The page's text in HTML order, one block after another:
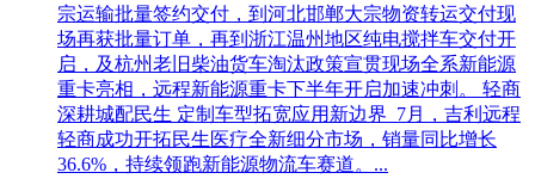
宗运输批量签约交付，到河北邯郸大宗物资转运交付现
场再获批量订单，再到浙江温州地区纯电搅拌车交付开
启，及杭州老旧柴油货车淘汰政策宣贯现场全系新能源
重卡亮相，远程新能源重卡下半年开启加速冲刺。 轻商
深耕城配民生 定制车型拓宽应用新边界 7月，吉利远程
轻商成功开拓民生医疗全新细分市场，销量同比增长
36.6%，持续领跑新能源物流车赛道。...